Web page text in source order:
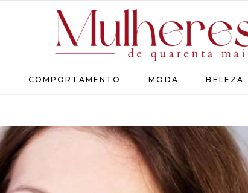
MULHERES
Para
COMPORTAMENTO MODA BELEZA